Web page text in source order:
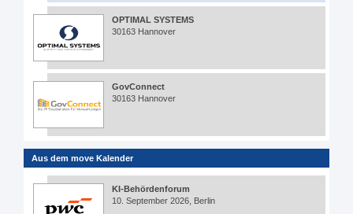
OPTIMAL SYSTEMS
30163 Hannover
GovConnect
30163 Hannover
Aus dem move Kalender
KI-Behördenforum
10. September 2026, Berlin